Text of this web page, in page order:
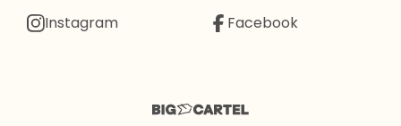
Instagram Facebook